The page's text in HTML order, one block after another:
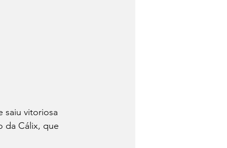
saiu vitoriosa
da Cálix, que